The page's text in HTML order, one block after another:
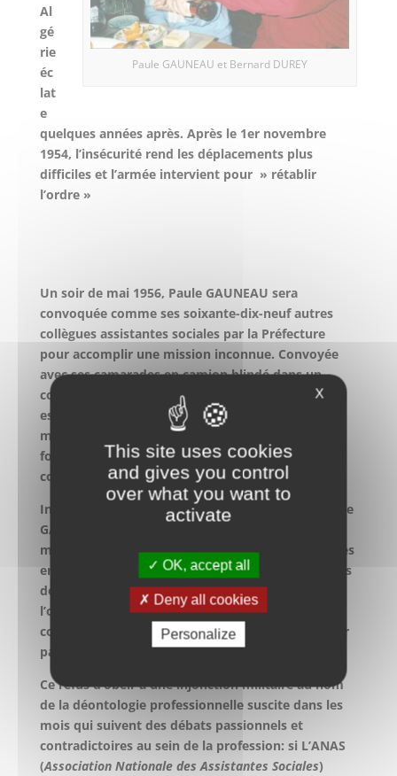
Paule GAUNEAU et Bernard DUREY
Al
gé
rie
éc
lat
e
quelques années après. Après le 1er novembre
1954, l’insécurité rend les déplacements plus
difficiles et l’armée intervient pour » rétablir
l’ordre »
Un soir de mai 1956, Paule GAUNEAU sera
convoquée comme ses soixante-dix-neuf autres
collègues assistantes sociales par la Préfecture
pour accomplir une mission inconnue. Convoyée
avec ses camarades en camion blindé dans un
commissariat d’Alger, elle apprend alors qu’il leur
est demandé de contribuer à une opération
militaire de grande envergure sur la Casbah, et de
fouiller les femmes pendant les opérations de
contrôle.
Interpellée dans son éthique professionnelle, Paule
GAUNEAU refuse de participer à cette opération
militaire. Elle doit alors rester avec quelques autres
en garde-à-vue toute la nuit pendant que certaines
de ses collègues contribuent volontairement à
l’opération. Sur les 80 assistantes sociales
convoquées, seules 12 d’entre elles refusèrent leur
participation…
Ce refus d’obéir à une injonction militaire au nom
de la déontologie professionnelle suscite dans les
mois qui suivent des débats passionnels et
contradictoires au sein de la profession: si L’ANAS
(Association Nationale des Assistantes Sociales)
X
This site uses cookies
and gives you control
over what you want to
activate
OK, accept all
Deny all cookies
Personalize